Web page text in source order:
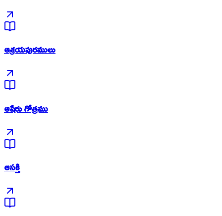
ఆశ్రయపురములు
ఆషేరు గోత్రము
ఆసక్తి